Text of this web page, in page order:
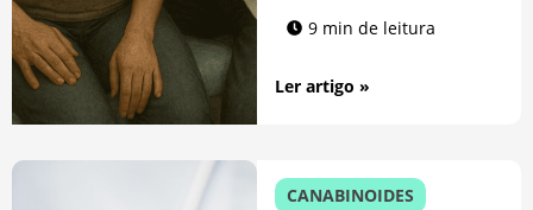
9 min de leitura
Ler artigo »
CANABINOIDES